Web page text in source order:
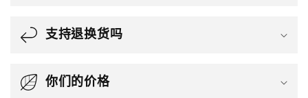
支持退换货吗
你们的价格